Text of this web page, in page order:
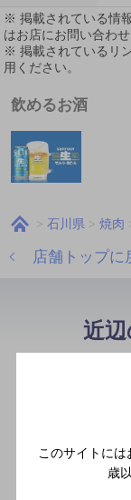
※ 掲載されている情
はお店にお問い合わせ
※ 掲載されているリ
用ください。
飲めるお酒
石川県 焼肉
店舗トップに
近
このサイトには
歳